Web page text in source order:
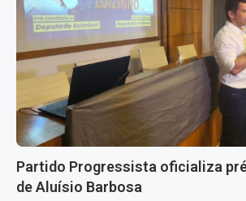
Partido Progressista oficializa
de Aluísio Barbosa